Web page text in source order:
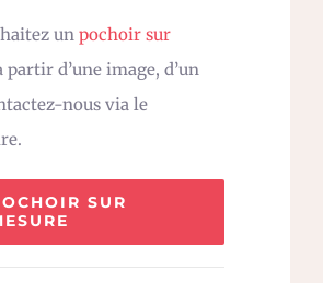
un pochoir sur
partir d’une image, d’un
nous via le
SUR